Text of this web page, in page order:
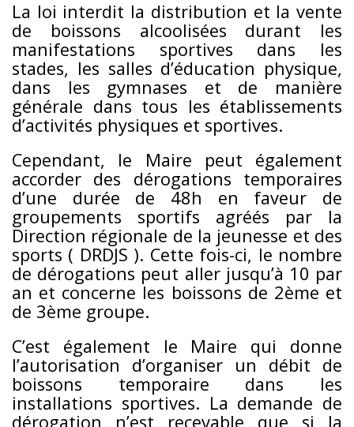
La loi interdit la distribution et la vente
de boissons alcoolisées durant les
manifestations sportives dans les
stades, les salles d’éducation physique,
dans les gymnases et de manière
générale dans tous les établissements
d’activités physiques et sportives.
Cependant, le Maire peut également
accorder des dérogations temporaires
d’une durée de 48h en faveur de
groupements sportifs agréés par la
Direction régionale de la jeunesse et des
sports ( DRDJS ). Cette fois-ci, le nombre
de dérogations peut aller jusqu’à 10 par
an et concerne les boissons de 2ème et
de 3ème groupe.
C’est également le Maire qui donne
l’autorisation d’organiser un débit de
boissons temporaire dans les
installations sportives. La demande de
dérogation n’est recevable que si la